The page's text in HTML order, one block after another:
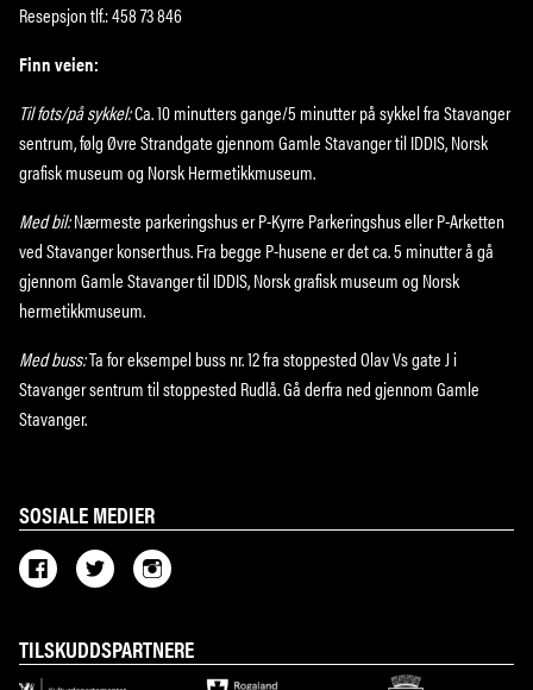
Resepsjon tlf.: 458 73 846
Finn veien:
Til fots/på sykkel:Ca. 10 minutters gange/5 minutter på sykkel fra Stavanger
sentrum, følg Øvre Strandgate gjennom Gamle Stavanger til IDDIS, Norsk
grafisk museum og Norsk Hermetikkmuseum.
Med bil:Nærmeste parkeringshus er P-Kyrre Parkeringshus eller P-Arketten
ved Stavanger konserthus. Fra begge P-husene er det ca. 5 minutter å gå
gjennom Gamle Stavanger til IDDIS, Norsk grafisk museum og Norsk
hermetikkmuseum.
Med buss:Ta for eksempel buss nr. 12 fra stoppested Olav Vs gate J i
Stavanger sentrum til stoppested Rudlå. Gå derfra ned gjennom Gamle
Stavanger.
SOSIALE MEDIER
TILSKUDDSPARTNERE